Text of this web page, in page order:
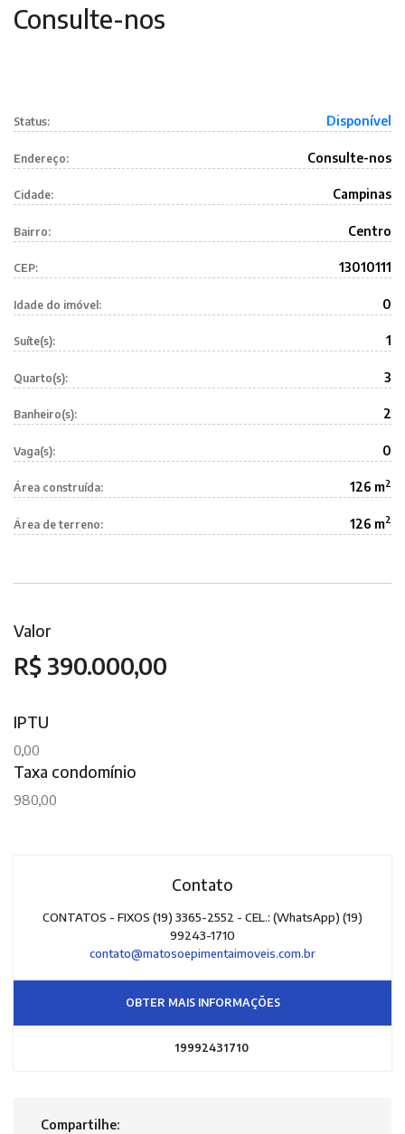
Consulte-nos
Status: Disponível
Endereço: Consulte-nos
Cidade: Campinas
Bairro: Centro
CEP: 13010111
Idade do imóvel: 0
Suíte(s): 1
Quarto(s): 3
Banheiro(s): 2
Vaga(s): 0
Área construída: 126 m2
Área de terreno: 126 m2
Valor
R$ 390.000,00
IPTU
0,00
Taxa condomínio
980,00
Contato
CONTATOS - FIXOS (19) 3365-2552 - CEL.: (WhatsApp) (19)
99243-1710
contato@matosoepimentaimoveis.com.br
OBTER MAIS INFORMAÇÕES
19992431710
Compartilhe: